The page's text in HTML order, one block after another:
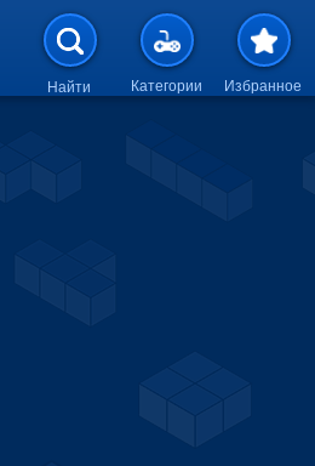
Перейти к основному
Найти Категории Избранное